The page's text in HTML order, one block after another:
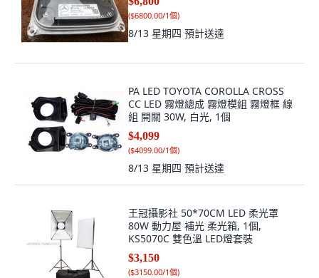
($6800.00/1個)
8/13 星期四 預計送達
PA LED TOYOTA COROLLA CROSS
CC LED 霧燈總成 霧燈模組 霧燈框 線
組 開關 30W, 白光, 1個
$4,099
($4099.00/1個)
8/13 星期四 預計送達
王冠攝影社 50*70CM LED 柔光罩
80W 動力屋 補光 柔光箱, 1個,
KS5070C 雙色溫 LED燈套裝
$3,150
($3150.00/1個)